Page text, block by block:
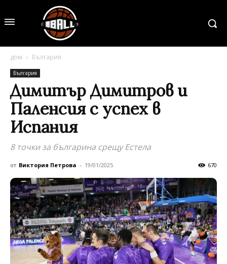
дом България
България
Димитър Димитров и
Паленсия с успех в
Испания
8 точки за българина срещу Естела
от Виктория Петрова - 19/01/2025 670